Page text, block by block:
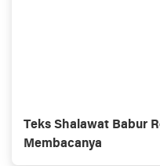
Teks Shalawat Babur
Membacanya